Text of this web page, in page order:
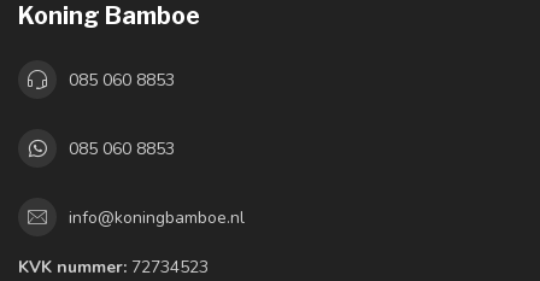
Koning Bamboe
085 060 8853
085 060 8853
info@koningbamboe.nl
KVK nummer: 72734523